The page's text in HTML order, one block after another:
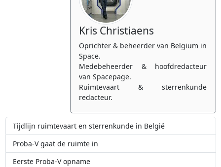
Kris Christiaens
Oprichter & beheerder van Belgium in
Space.
Medebeheerder & hoofdredacteur
van Spacepage.
Ruimtevaart & sterrenkunde
redacteur.
Tijdlijn ruimtevaart en sterrenkunde in België
Proba-V gaat de ruimte in
Eerste Proba-V opname